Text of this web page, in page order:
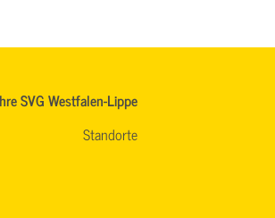
SVG Westfalen-Lippe
Standorte